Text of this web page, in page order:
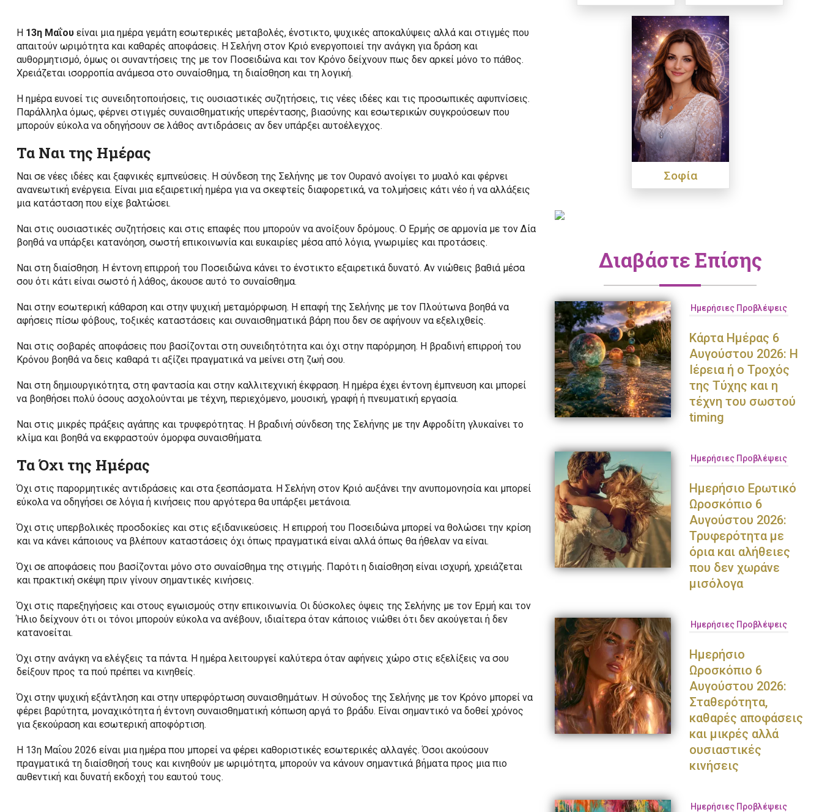
Η 13η Μαΐου είναι μια ημέρα γεμάτη εσωτερικές μεταβολές, ένστικτο, ψυχικές αποκαλύψεις αλλά και στιγμές που
απαιτούν ωριμότητα και καθαρές αποφάσεις. Η Σελήνη στον Κριό ενεργοποιεί την ανάγκη για δράση και
αυθορμητισμό, όμως οι συναντήσεις της με τον Ποσειδώνα και τον Κρόνο δείχνουν πως δεν αρκεί μόνο το πάθος.
Χρειάζεται ισορροπία ανάμεσα στο συναίσθημα, τη διαίσθηση και τη λογική.
Η ημέρα ευνοεί τις συνειδητοποιήσεις, τις ουσιαστικές συζητήσεις, τις νέες ιδέες και τις προσωπικές αφυπνίσεις.
Παράλληλα όμως, φέρνει στιγμές συναισθηματικής υπερέντασης, βιασύνης και εσωτερικών συγκρούσεων που
μπορούν εύκολα να οδηγήσουν σε λάθος αντιδράσεις αν δεν υπάρξει αυτοέλεγχος.
Τα Ναι της Ημέρας
Ναι σε νέες ιδέες και ξαφνικές εμπνεύσεις. Η σύνδεση της Σελήνης με τον Ουρανό ανοίγει το μυαλό και φέρνει
ανανεωτική ενέργεια. Είναι μια εξαιρετική ημέρα για να σκεφτείς διαφορετικά, να τολμήσεις κάτι νέο ή να αλλάξεις
μια κατάσταση που είχε βαλτώσει.
Ναι στις ουσιαστικές συζητήσεις και στις επαφές που μπορούν να ανοίξουν δρόμους. Ο Ερμής σε αρμονία με τον Δία
βοηθά να υπάρξει κατανόηση, σωστή επικοινωνία και ευκαιρίες μέσα από λόγια, γνωριμίες και προτάσεις.
Ναι στη διαίσθηση. Η έντονη επιρροή του Ποσειδώνα κάνει το ένστικτο εξαιρετικά δυνατό. Αν νιώθεις βαθιά μέσα
σου ότι κάτι είναι σωστό ή λάθος, άκουσε αυτό το συναίσθημα.
Ναι στην εσωτερική κάθαρση και στην ψυχική μεταμόρφωση. Η επαφή της Σελήνης με τον Πλούτωνα βοηθά να
αφήσεις πίσω φόβους, τοξικές καταστάσεις και συναισθηματικά βάρη που δεν σε αφήνουν να εξελιχθείς.
Ναι στις σοβαρές αποφάσεις που βασίζονται στη συνειδητότητα και όχι στην παρόρμηση. Η βραδινή επιρροή του
Κρόνου βοηθά να δεις καθαρά τι αξίζει πραγματικά να μείνει στη ζωή σου.
Ναι στη δημιουργικότητα, στη φαντασία και στην καλλιτεχνική έκφραση. Η ημέρα έχει έντονη έμπνευση και μπορεί
να βοηθήσει πολύ όσους ασχολούνται με τέχνη, περιεχόμενο, μουσική, γραφή ή πνευματική εργασία.
Ναι στις μικρές πράξεις αγάπης και τρυφερότητας. Η βραδινή σύνδεση της Σελήνης με την Αφροδίτη γλυκαίνει το
κλίμα και βοηθά να εκφραστούν όμορφα συναισθήματα.
Τα Όχι της Ημέρας
Όχι στις παρορμητικές αντιδράσεις και στα ξεσπάσματα. Η Σελήνη στον Κριό αυξάνει την ανυπομονησία και μπορεί
εύκολα να οδηγήσει σε λόγια ή κινήσεις που αργότερα θα υπάρξει μετάνοια.
Όχι στις υπερβολικές προσδοκίες και στις εξιδανικεύσεις. Η επιρροή του Ποσειδώνα μπορεί να θολώσει την κρίση
και να κάνει κάποιους να βλέπουν καταστάσεις όχι όπως πραγματικά είναι αλλά όπως θα ήθελαν να είναι.
Όχι σε αποφάσεις που βασίζονται μόνο στο συναίσθημα της στιγμής. Παρότι η διαίσθηση είναι ισχυρή, χρειάζεται
και πρακτική σκέψη πριν γίνουν σημαντικές κινήσεις.
Όχι στις παρεξηγήσεις και στους εγωισμούς στην επικοινωνία. Οι δύσκολες όψεις της Σελήνης με τον Ερμή και τον
Ήλιο δείχνουν ότι οι τόνοι μπορούν εύκολα να ανέβουν, ιδιαίτερα όταν κάποιος νιώθει ότι δεν ακούγεται ή δεν
κατανοείται.
Όχι στην ανάγκη να ελέγξεις τα πάντα. Η ημέρα λειτουργεί καλύτερα όταν αφήνεις χώρο στις εξελίξεις να σου
δείξουν προς τα πού πρέπει να κινηθείς.
Όχι στην ψυχική εξάντληση και στην υπερφόρτωση συναισθημάτων. Η σύνοδος της Σελήνης με τον Κρόνο μπορεί να
φέρει βαρύτητα, μοναχικότητα ή έντονη συναισθηματική κόπωση αργά το βράδυ. Είναι σημαντικό να δοθεί χρόνος
για ξεκούραση και εσωτερική αποφόρτιση.
Η 13η Μαΐου 2026 είναι μια ημέρα που μπορεί να φέρει καθοριστικές εσωτερικές αλλαγές. Όσοι ακούσουν
πραγματικά τη διαίσθησή τους και κινηθούν με ωριμότητα, μπορούν να κάνουν σημαντικά βήματα προς μια πιο
αυθεντική και δυνατή εκδοχή του εαυτού τους.
Σοφία
Διαβάστε Επίσης
Ημερήσιες Προβλέψεις
Κάρτα Ημέρας 6
Αυγούστου 2026: Η
Ιέρεια ή ο Τροχός
της Τύχης και η
τέχνη του σωστού
timing
Ημερήσιες Προβλέψεις
Ημερήσιο Ερωτικό
Ωροσκόπιο 6
Αυγούστου 2026:
Τρυφερότητα με
όρια και αλήθειες
που δεν χωράνε
μισόλογα
Ημερήσιες Προβλέψεις
Ημερήσιο
Ωροσκόπιο 6
Αυγούστου 2026:
Σταθερότητα,
καθαρές αποφάσεις
και μικρές αλλά
ουσιαστικές
κινήσεις
Ημερήσιες Προβλέψεις